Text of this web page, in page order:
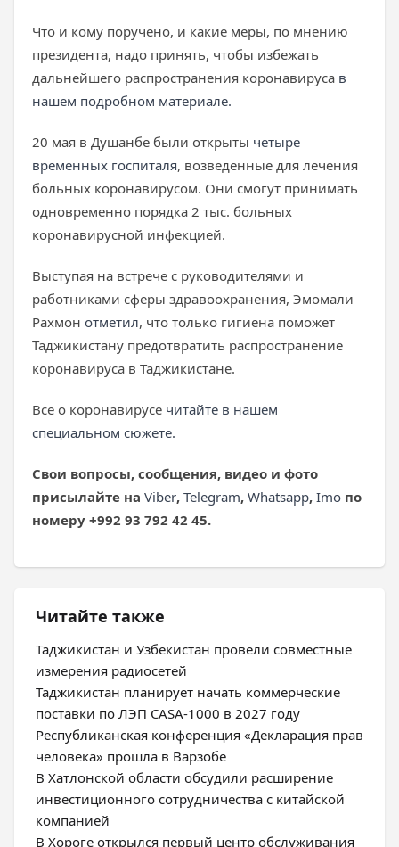
Что и кому поручено, и какие меры, по мнению
президента, надо принять, чтобы избежать
дальнейшего распространения коронавируса в
нашем подробном материале.
20 мая в Душанбе были открыты четыре
временных госпиталя, возведенные для лечения
больных коронавирусом. Они смогут принимать
одновременно порядка 2 тыс. больных
коронавирусной инфекцией.
Выступая на встрече с руководителями и
работниками сферы здравоохранения, Эмомали
Рахмон отметил, что только гигиена поможет
Таджикистану предотвратить распространение
коронавируса в Таджикистане.
Все о коронавирусе читайте в нашем
специальном сюжете.
Свои вопросы, сообщения, видео и фото
присылайте на Viber, Telegram, Whatsapp, Imo по
номеру +992 93 792 42 45.
Читайте также
Таджикистан и Узбекистан провели совместные
измерения радиосетей
Таджикистан планирует начать коммерческие
поставки по ЛЭП CASA-1000 в 2027 году
Республиканская конференция «Декларация прав
человека» прошла в Варзобе
В Хатлонской области обсудили расширение
инвестиционного сотрудничества с китайской
компанией
В Хороге открылся первый центр обслуживания